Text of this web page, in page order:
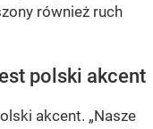
również ruch
polski akcent
akcent. „Nasze